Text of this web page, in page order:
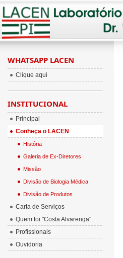
WHATSAPP LACEN
Clique aqui
INSTITUCIONAL
Principal
Conheça o LACEN
História
Galeria de Ex-Diretores
Missão
Divisão de Biologia Médica
Divisão de Produtos
Carta de Serviços
Quem foi "Costa Alvarenga"
Profissionais
Ouvidoria